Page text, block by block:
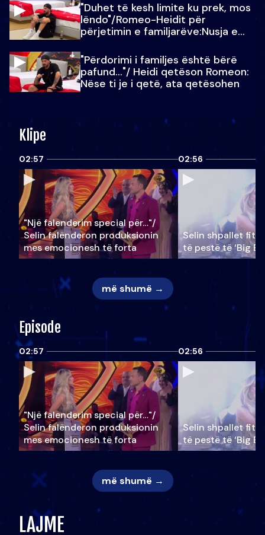
"Duhet të kesh limite ku prek, mos
lëndo"/Romeo-Heidit për
përjetimin e familjarëve:Nusja e
"Përdorimi i familjes është bërë
pafund…"/ Heidi qetëson Romeon:
Nëse ti je i qetë, ata qetësohen
Klipe
02:57
"Një falenderim special për…"/
Selin falënderon produksionin
mes emocionesh të forta
02:56
Selin shpallet
të pestë të ‘Big
më shumë →
Episode
02:57
"Një falenderim special për…"/
Selin falënderon produksionin
mes emocionesh të forta
02:56
Selin shpallet
të pestë të ‘Big
më shumë →
LAJME